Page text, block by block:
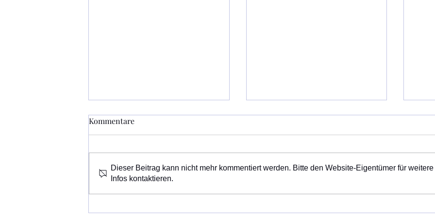
Museum Vinum Celticum im
finden. Das Museum ist ab 6.
September 2026 wieder geöffnet.
Jakobusweg - Wanderung am
Kommentare
Dieser Beitrag kann nicht mehr kommentiert werden. Bitte den Website-Eigentümer für weitere
Infos kontaktieren.